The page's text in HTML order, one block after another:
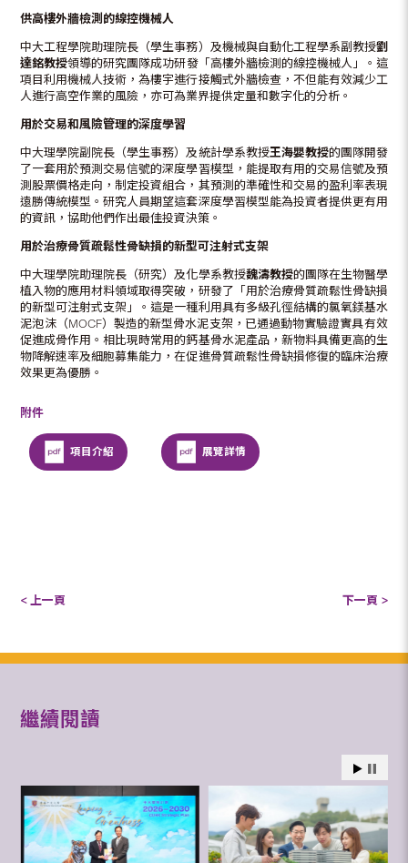
供高樓外牆檢測的線控機械人
中大工程學院助理院長（學生事務）及機械與自動化工程學系副教授劉
達銘教授領導的研究團隊成功研發「高樓外牆檢測的線控機械人」。這
項目利用機械人技術，為樓宇進行接觸式外牆檢查，不但能有效減少工
人進行高空作業的風險，亦可為業界提供定量和數字化的分析。
用於交易和風險管理的深度學習
中大理學院副院長（學生事務）及統計學系教授王海嬰教授的團隊開發
了一套用於預測交易信號的深度學習模型，能提取有用的交易信號及預
測股票價格走向，制定投資組合，其預測的準確性和交易的盈利率表現
遠勝傳統模型。研究人員期望這套深度學習模型能為投資者提供更有用
的資訊，協助他們作出最佳投資決策。
用於治療骨質疏鬆性骨缺損的新型可注射式支架
中大理學院助理院長（研究）及化學系教授魏濤教授的團隊在生物醫學
植入物的應用材料領域取得突破，研發了「用於治療骨質疏鬆性骨缺損
的新型可注射式支架」。這是一種利用具有多級孔徑結構的氯氧鎂基水
泥泡沫（MOCF）製造的新型骨水泥支架，已通過動物實驗證實具有效
促進成骨作用。相比現時常用的鈣基骨水泥產品，新物料具備更高的生
物降解速率及細胞募集能力，在促進骨質疏鬆性骨缺損修復的臨床治療
效果更為優勝。
附件
項目介紹 展覽詳情
< 上一頁 下一頁 >
繼續閱讀